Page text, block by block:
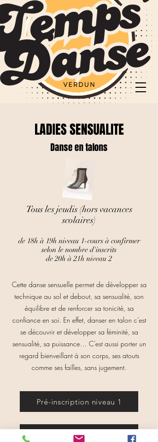
LADIES SENSUALITE
Danse en talons
Tous les jeudis (hors vacances
scolaires)
de 18h à 19h niveau 1-cours à confirmer
selon le nombre d'inscrits
de 20h à 21h niveau 2
Cette danse sensuelle permet de développer sa
technique au sol et debout, sa sensualité, son
équilibre et de renforcer sa tonicité, sa
confiance en soi. En effet, danser en talon c’est
se découvrir et développer sa féminité, sa
sensualité, sa puissance… C’est aussi porter un
regard bienveillant à son corps, ses atouts
comme ses failles, sans jugement.
Pré-inscription niveau 1
Liste d'attente niveau 2